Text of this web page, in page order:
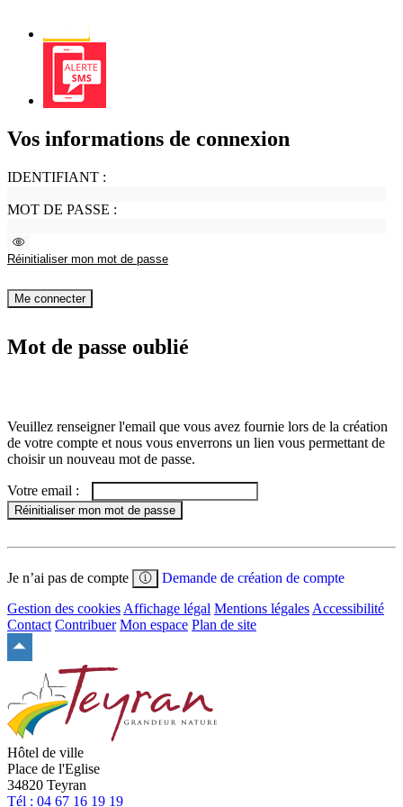
Alerte
SMS
Vos informations de connexion
IDENTIFIANT :
MOT DE PASSE :
Voir
le
mot
passe
Réinitialiser mon mot de passe
Me connecter
Mot de passe oublié
Veuillez renseigner l'email que vous avez fournie lors de la création
de votre compte et nous vous enverrons un lien vous permettant de
choisir un nouveau mot de passe.
Votre email :
Réinitialiser mon mot de passe
Je n’ai pas de compte
Demande de création de compte
Gestion des cookies Affichage légal Mentions légales Accessibilité
Contact Contribuer Mon espace Plan de site
haut
du
site
Hôtel de ville
Place de l'Eglise
34820 Teyran
Tél : 04 67 16 19 19